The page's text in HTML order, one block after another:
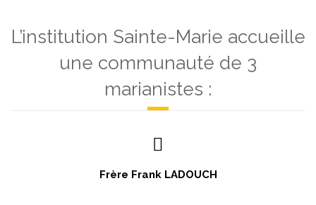
L’institution Sainte-Marie accueille
une communauté de 3
marianistes :
Frère Frank LADOUCH